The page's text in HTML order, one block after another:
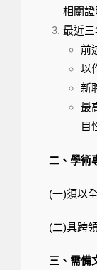
相關證
最近
前
以
新
最
目
二、學術
(一)須以
(二)具跨
三、需備